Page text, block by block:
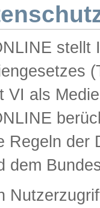
stellt
VI als
Regeln der
dem